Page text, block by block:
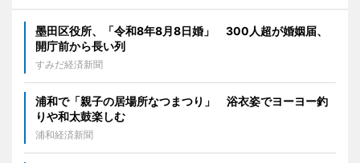
墨田区役所、「令和8年8月8日婚」 300人超が婚姻届、
開庁前から長い列
すみだ経済新聞
浦和で「親子の居場所なつまつり」 浴衣姿でヨーヨー釣
りや和太鼓楽しむ
浦和経済新聞